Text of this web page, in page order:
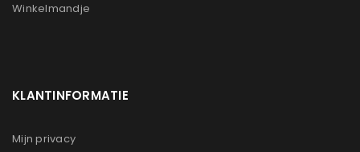
Winkelmandje
KLANTINFORMATIE
Mijn privacy